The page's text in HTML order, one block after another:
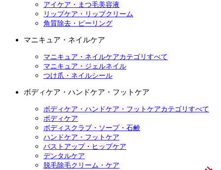
アイケア・まつ毛美容液
リップケア・リップクリーム
角質除去・ピーリング
マニキュア・ネイルケア
マニキュア・ネイルケアカテゴリすべて
マニキュア・ジェルネイル
つけ爪・ネイルシール
ボディケア・ハンドケア・フットケア
ボディケア・ハンドケア・フットケアカテゴリすべて
ボディケア
ボディスクラブ・ソープ・石鹸
ハンドケア・フットケア
バストアップ・ヒップケア
デンタルケア
脱毛除毛クリーム・ケア